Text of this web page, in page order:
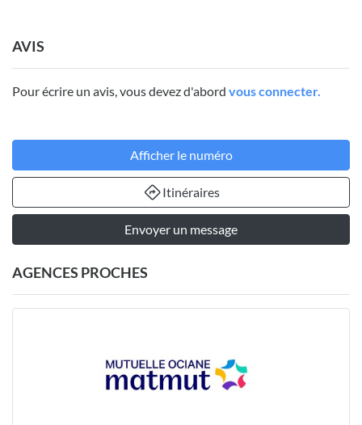
AVIS
Pour écrire un avis, vous devez d'abord vous connecter.
Afficher le numéro
Itinéraires
Envoyer un message
AGENCES PROCHES